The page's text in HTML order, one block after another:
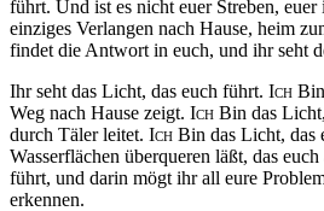
führt. Und ist es nicht euer Streben,
einziges Verlangen nach Hause, heim
findet die Antwort in euch, und ihr seht
Ihr seht das Licht, das euch führt. Ich
Weg nach Hause zeigt. Ich Bin das
durch Täler leitet. Ich Bin das Licht, das
Wasserflächen überqueren läßt, das
führt, und darin mögt ihr all eure
erkennen.